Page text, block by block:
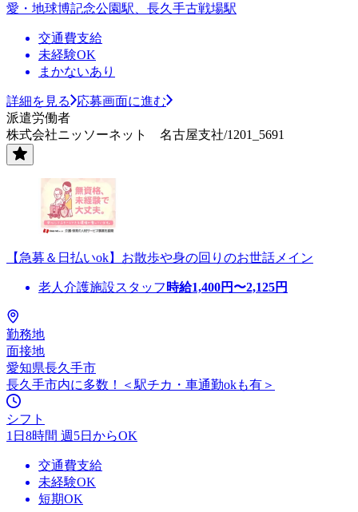
愛・地球博記念公園駅、長久手古戦場駅
交通費支給
未経験OK
まかないあり
詳細を見る
応募画面に進む
派遣労働者
株式会社ニッソーネット 名古屋支社/1201_5691
【急募＆日払いok】お散歩や身の回りのお世話メイン
老人介護施設スタッフ 時給1,400円〜2,125円
勤務地
面接地
愛知県長久手市
長久手市内に多数！＜駅チカ・車通勤okも有＞
シフト
1日8時間 週5日からOK
交通費支給
未経験OK
短期OK